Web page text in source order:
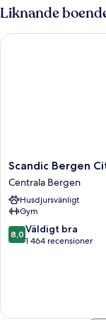
Liknande
Scandic
Bergen
City
Centrala
Bergen
Scandic Bergen
Centrala Bergen
Husdjursvänligt
Gym
8.0
av
8,0 Väldigt bra
1 464 recensioner
Scandic Bergen City